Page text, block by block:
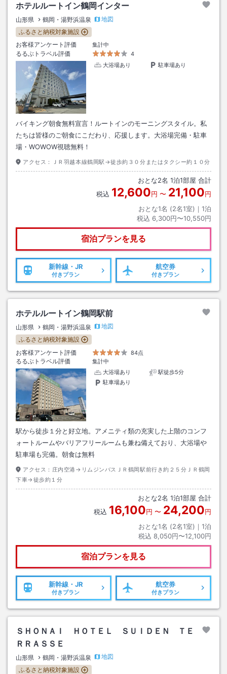
ホテルルートイン鶴岡インター
山形県 鶴岡・湯野浜温泉
地図
ふるさと納税対象施設
お客様アンケート評価
集計中
るるぶトラベル評価
4
大浴場あり
駐車場あり
バイキング朝食無料宣言！ルートインのモーニングスタイル。私
たちは皆様のご朝食にこだわり、応援します。大浴場完備・駐車
場・WOWOW視聴無料！
アクセス： ＪＲ羽越本線鶴岡駅→徒歩約３０分またはタクシー約１０分
おとな2名 1泊1部屋 合計
税込 12,600円 〜 21,100円
おとな1名 (2名1室)｜ 1泊
税込 6,300円〜10,550円
宿泊プランを見る
新幹線・JR
付きプラン
航空券
付きプラン
ホテルルートイン鶴岡駅前
山形県 鶴岡・湯野浜温泉
地図
ふるさと納税対象施設
お客様アンケート評価
84点
るるぶトラベル評価
集計中
大浴場あり
駅徒歩5分
駐車場あり
駅から徒歩１分と好立地。アメニティ類の充実した上階のコンフ
ォートルームやバリアフリールームも兼ね備えており、大浴場や
駐車場も完備。朝食は無料
アクセス： 庄内空港→リムジンバスＪＲ鶴岡駅前行き約２５分ＪＲ鶴岡
下車→徒歩約１分
おとな2名 1泊1部屋 合計
税込 16,100円 〜 24,200円
おとな1名 (2名1室)｜ 1泊
税込 8,050円〜12,100円
宿泊プランを見る
新幹線・JR
付きプラン
航空券
付きプラン
ＳＨＯＮＡＩ ＨＯＴＥＬ ＳＵＩＤＥＮ ＴＥ
ＲＲＡＳＳＥ
山形県 鶴岡・湯野浜温泉
地図
ふるさと納税対象施設